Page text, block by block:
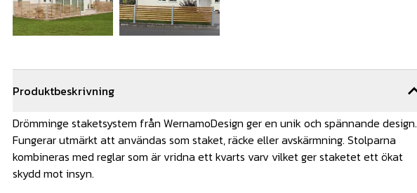
Produktbeskrivning
Drömminge staketsystem från WernamoDesign ger en unik och spännande design.
Fungerar utmärkt att användas som staket, räcke eller avskärmning. Stolparna
kombineras med reglar som är vridna ett kvarts varv vilket ger staketet ett ökat
skydd mot insyn.